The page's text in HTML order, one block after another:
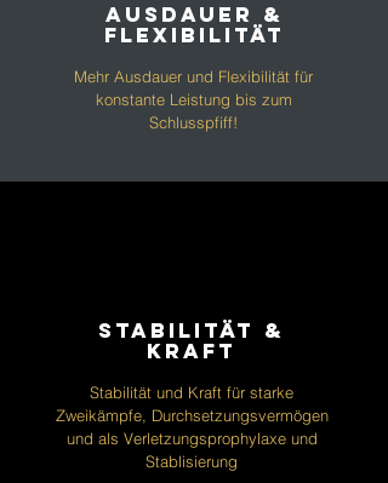
Ausdauer &
Flexibilität
Mehr Ausdauer und Flexibilität für
konstante Leistung bis zum
Schlusspfiff!
Stabilität &
kraft
Stabilität und Kraft für starke
Zweikämpfe, Durchsetzungsvermögen
und als Verletzungsprophylaxe und
Stablisierung